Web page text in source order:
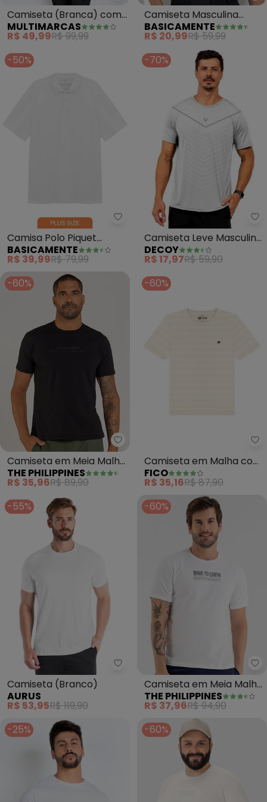
Camiseta (Branca) com
Estampa na Frente
MULTIMARCAS
R$ 49,99R$ 99,99
Camiseta Masculina
(Branca) com Mangas
Curtas
BASICAMENTE
R$ 20,99R$ 59,99
-50%
Basicamente - Camisa Polo
Camisa Polo Piquet
Stretch Plus Masculina
(Branco)
BASICAMENTE
R$ 39,99R$ 79,99
-70%
Camiseta Leve Masculina
(Branco)
DECOY
R$ 17,97R$ 59,90
-60%
The Philippines - Camiseta em
Camiseta em Meia Malha
(Preto)
THE PHILIPPINES
R$ 35,96R$ 89,90
-60%
Camiseta em Malha com
Textura (Branco)
FICO
R$ 35,16R$ 87,90
-55%
Aurus - Camiseta (Branco)
Camiseta (Branco)
AURUS
R$ 53,95R$ 119,90
-60%
Camiseta em Meia Malha
(Branco)
THE PHILIPPINES
R$ 37,96R$ 94,90
-25%
-60%